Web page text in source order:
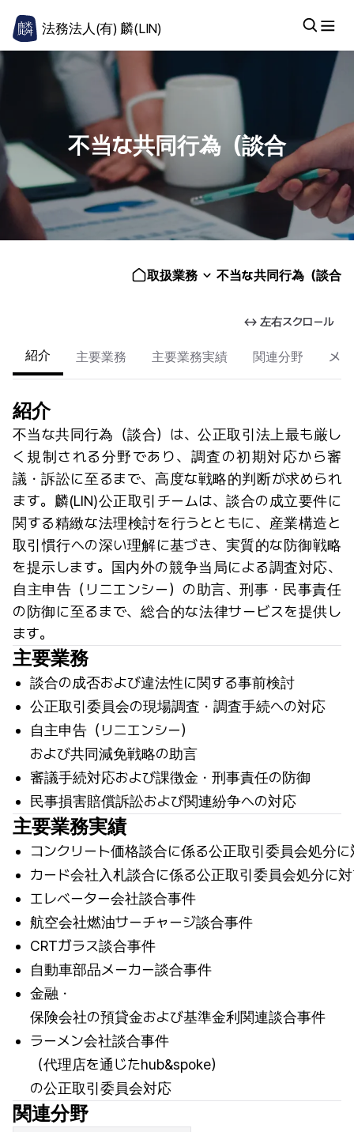
法務法人(有) 麟(LIN)
不当な共同行為（談合
取扱業務 不当な共同行為（談合
↔ 左右スクロール
紹介 主要業務 主要業務実績 関連分野 メ
紹介
不当な共同行為（談合）は、公正取引法上最も厳し
く規制される分野であり、調査の初期対応から審
議・訴訟に至るまで、高度な戦略的判断が求められ
ます。麟(LIN)公正取引チームは、談合の成立要件に
関する精緻な法理検討を行うとともに、産業構造と
取引慣行への深い理解に基づき、実質的な防御戦略
を提示します。国内外の競争当局による調査対応、
自主申告（リニエンシー）の助言、刑事・民事責任
の防御に至るまで、総合的な法律サービスを提供し
ます。
主要業務
談合の成否および違法性に関する事前検討
公正取引委員会の現場調査・調査手続への対応
自主申告（リニエンシー）
および共同減免戦略の助言
審議手続対応および課徴金・刑事責任の防御
民事損害賠償訴訟および関連紛争への対応
主要業務実績
コンクリート価格談合に係る公正取引委員会処分
カード会社入札談合に係る公正取引委員会処分に
エレベーター会社談合事件
航空会社燃油サーチャージ談合事件
CRTガラス談合事件
自動車部品メーカー談合事件
金融・
保険会社の預貸金および基準金利関連談合事件
ラーメン会社談合事件
（代理店を通じたhub&spoke）
の公正取引委員会対応
関連分野